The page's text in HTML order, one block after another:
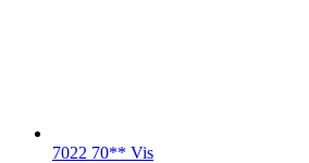
7022 70** Vis